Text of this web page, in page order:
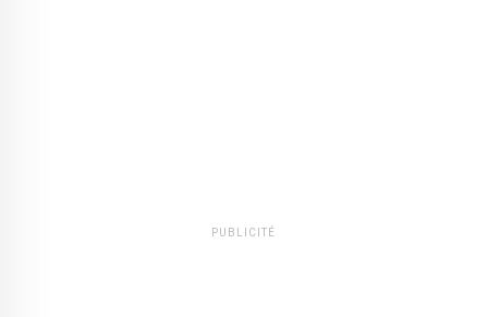
PUBLICITÉ